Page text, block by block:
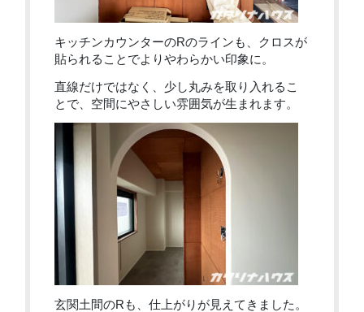
キッチンカウンターのRのラインも、クロスが
貼られることでよりやわらかい印象に。
直線だけではなく、少し丸みを取り入れるこ
とで、空間にやさしい雰囲気が生まれます。
玄関土間のRも、仕上がりが見えてきました。